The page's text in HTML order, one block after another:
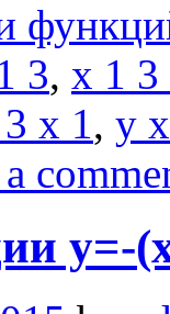
3, x 1 3
x 1, y
y=-